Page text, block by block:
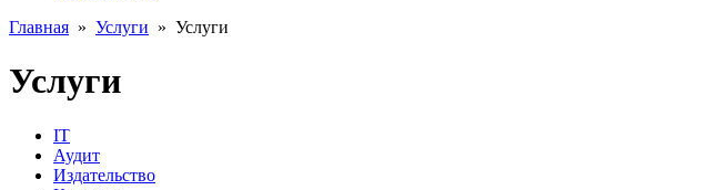
Главная » Услуги » Услуги
Услуги
IT
Аудит
Издательство